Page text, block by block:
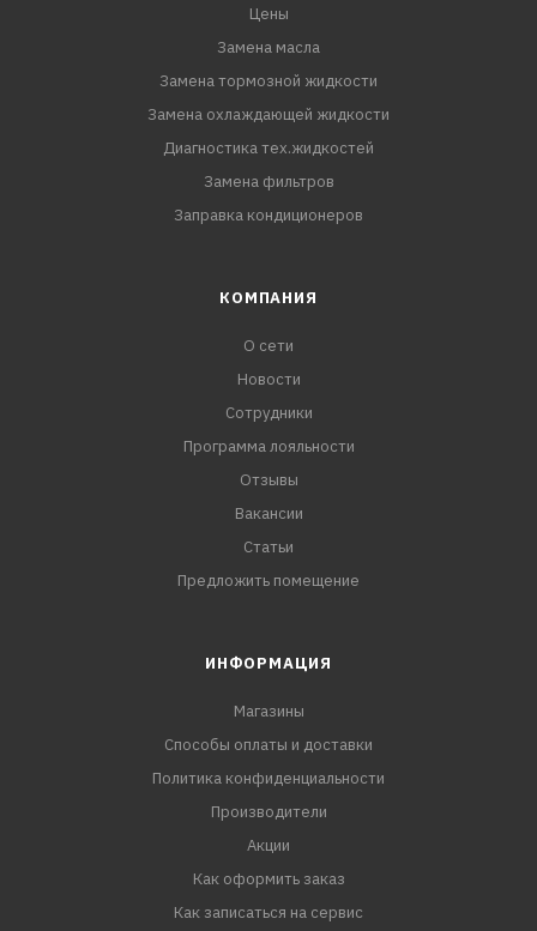
Цены
Замена масла
Замена тормозной жидкости
Замена охлаждающей жидкости
Диагностика тех.жидкостей
Замена фильтров
Заправка кондиционеров
КОМПАНИЯ
О сети
Новости
Сотрудники
Программа лояльности
Отзывы
Вакансии
Статьи
Предложить помещение
ИНФОРМАЦИЯ
Магазины
Способы оплаты и доставки
Политика конфиденциальности
Производители
Акции
Как оформить заказ
Как записаться на сервис